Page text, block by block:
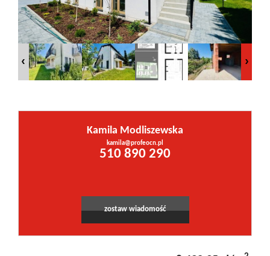
Inwestycje
PROMOCJE
WYŁĄCZNOŚĆ
Kamila Modliszewska
kamila@profeocn.pl
510 890 290
zostaw wiadomość